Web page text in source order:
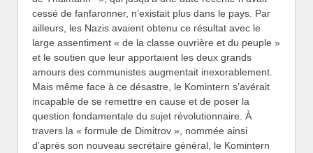
cessé de fanfaronner, n’existait plus dans le pays. Par
ailleurs, les Nazis avaient obtenu ce résultat avec le
large assentiment « de la classe ouvrière et du peuple »
et le soutien que leur apportaient les deux grands
amours des communistes augmentait inexorablement.
Mais même face à ce désastre, le Komintern s’avérait
incapable de se remettre en cause et de poser la
question fondamentale du sujet révolutionnaire. À
travers la « formule de Dimitrov », nommée ainsi
d’après son nouveau secrétaire général, le Komintern